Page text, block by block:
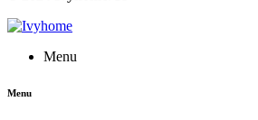
Menu
Menu